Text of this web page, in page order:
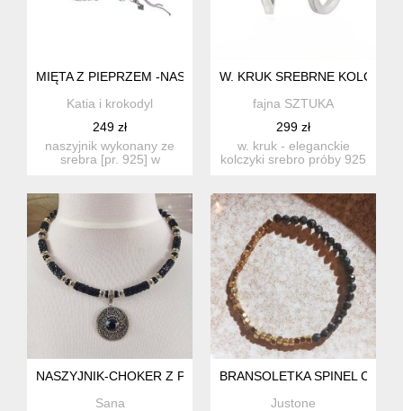
MIĘTA Z PIEPRZEM -NASZYJNIK
Katia i krokodyl
249 zł
naszyjnik wykonany ze
srebra [pr. 925] w
W. KRUK SREBRNE
fajna SZTUKA
299 zł
w. kruk - eleganckie
kolczyki srebro próby 925
NASZYJNIK-CHOKER Z POSREBRZANĄ ZAWIESZKĄ Z
Sana
BRANSOLETKA SPINEL
Justone